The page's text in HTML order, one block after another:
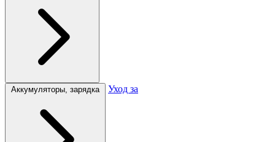
Аккумуляторы, зарядка Уход за